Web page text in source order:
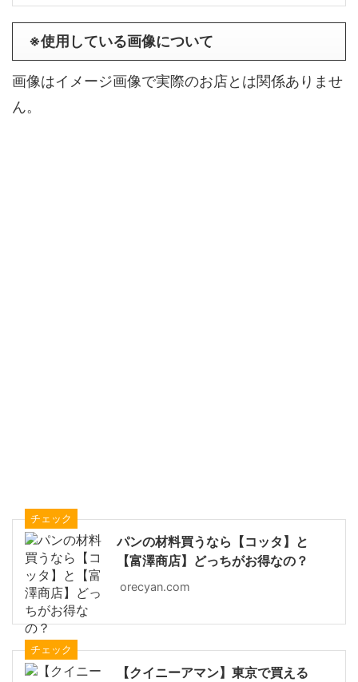
※使用している画像について
画像はイメージ画像で実際のお店とは関係ありませ
ん。
チェック
パンの材料買うなら【コッタ】と
【富澤商店】どっちがお得なの？
orecyan.com
チェック
【クイニーアマン】東京で買える